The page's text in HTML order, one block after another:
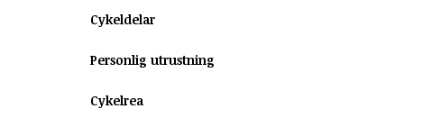
Cykeldelar
Personlig utrustning
Cykelrea